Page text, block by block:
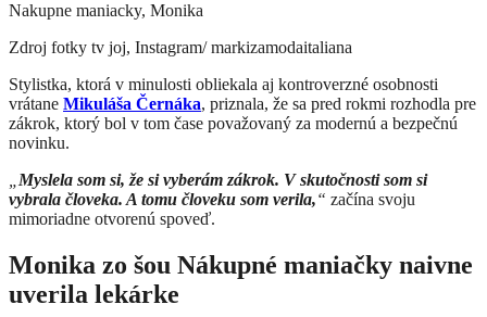
Nakupne maniacky, Monika
Zdroj fotky tv joj, Instagram/ markizamodaitaliana
Stylistka, ktorá v minulosti obliekala aj kontroverzné osobnosti
vrátane Mikuláša Černáka, priznala, že sa pred rokmi rozhodla pre
zákrok, ktorý bol v tom čase považovaný za modernú a bezpečnú
novinku.
Myslela som si, že si vyberám zákrok. V skutočnosti som si
vybrala človeka. A tomu človeku som verila,“ začína svoju
mimoriadne otvorenú spoveď.
Monika zo šou Nákupné maniačky naivne
uverila lekárke